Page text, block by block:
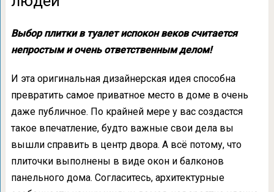
Выбор плитки в туалет испокон веков считается
непростым и очень ответственным делом!
И эта оригинальная дизайнерская идея способна
превратить самое приватное место в доме в очень
даже публичное. По крайней мере у вас создастся
такое впечатление, будто важные свои дела вы
вышли справить в центр двора. А всё потому, что
плиточки выполнены в виде окон и балконов
панельного дома. Согласитесь, архитектурные